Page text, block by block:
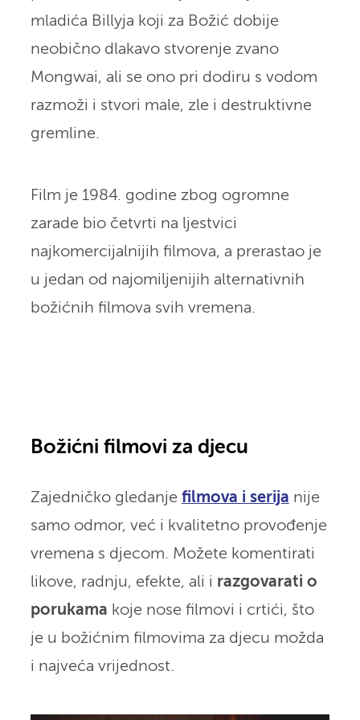
mladića Billyja koji za Božić dobije
neobično dlakavo stvorenje zvano
Mongwai, ali se ono pri dodiru s vodom
razmoži i stvori male, zle i destruktivne
gremline.
Film je 1984. godine zbog ogromne
zarade bio četvrti na ljestvici
najkomercijalnijih filmova, a prerastao je
u jedan od najomiljenijih alternativnih
božićnih filmova svih vremena.
Božićni filmovi za djecu
Zajedničko gledanje filmova i serija nije
samo odmor, već i kvalitetno provođenje
vremena s djecom. Možete komentirati
likove, radnju, efekte, ali i razgovarati o
porukama koje nose filmovi i crtići, što
je u božićnim filmovima za djecu možda
i najveća vrijednost.